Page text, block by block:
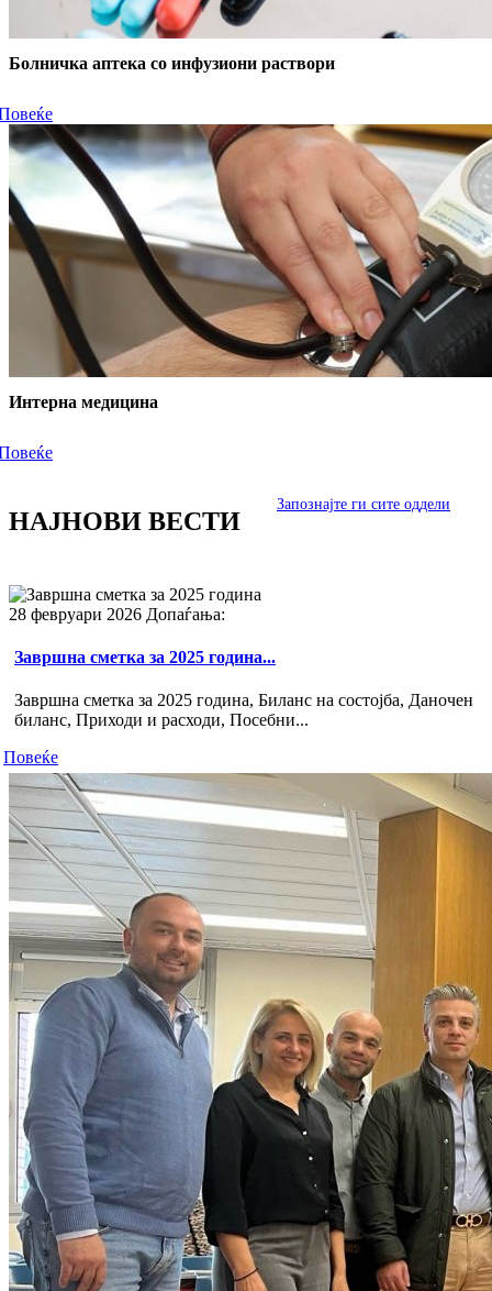
Болничка аптека со инфузиони раствори
Интерна медицина
Запознајте ги сите оддели
НАЈНОВИ ВЕСТИ
28 февруари 2026 Допаѓања:
Завршна сметка за 2025 година...
Завршна сметка за 2025 година, Биланс на состојба, Даночен
биланс, Приходи и расходи, Посебни...
Повеќе